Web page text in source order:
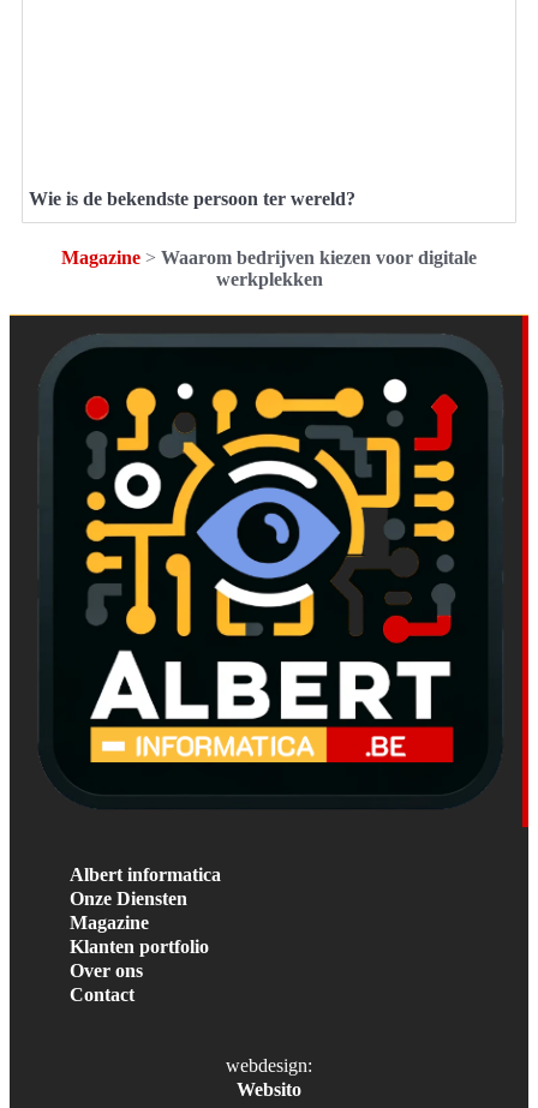
Wie is de bekendste persoon ter wereld?
Magazine > Waarom bedrijven kiezen voor digitale
werkplekken
Albert informatica
Onze Diensten
Magazine
Klanten portfolio
Over ons
Contact
webdesign:
Websito